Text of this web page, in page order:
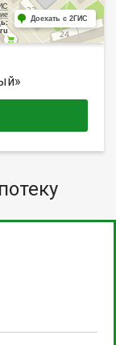
Доехать с 2ГИС